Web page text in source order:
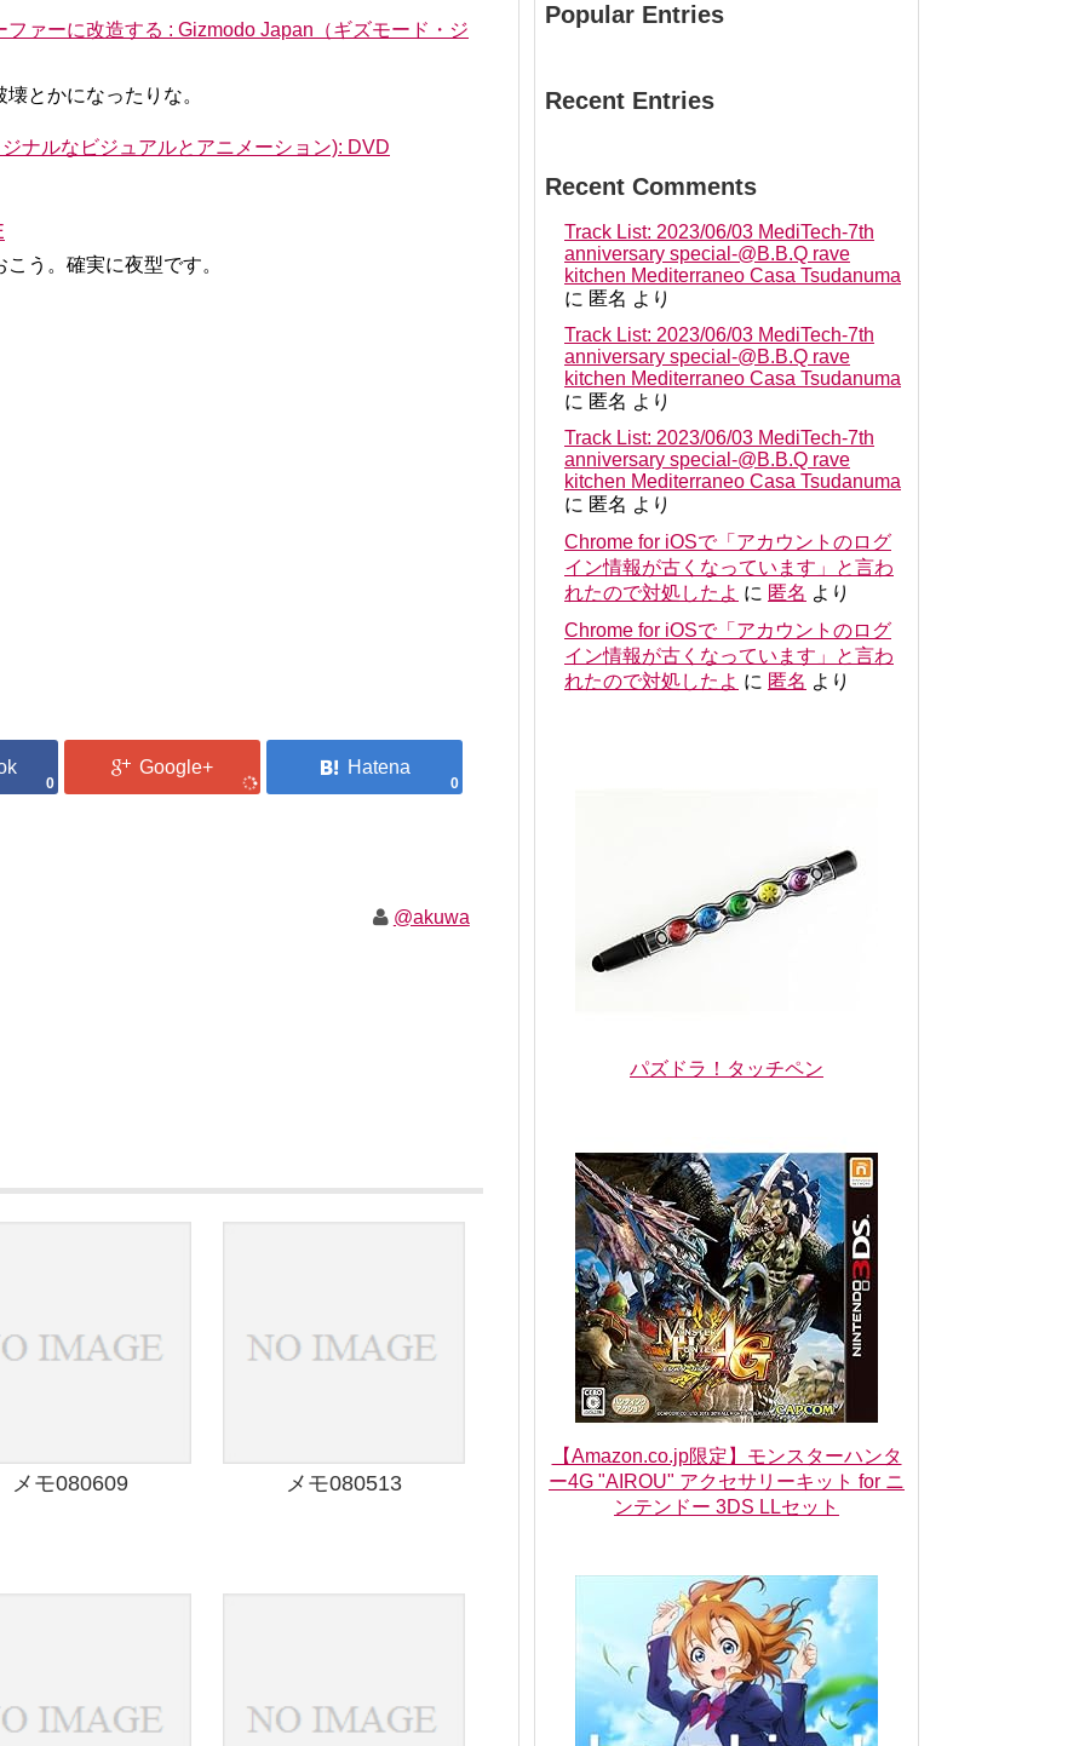
ァーに改造する : Gizmodo Japan（ギズモード・ジ
とかになったりな。
ナルなビジュアルとアニメーション): DVD
う。確実に夜型です。
0 0
@akuwa
メモ080609 メモ080513
Popular Entries
Recent Entries
Recent Comments
Track List: 2023/06/03 MediTech-7th
anniversary special-@B.B.Q rave
kitchen Mediterraneo Casa Tsudanuma
に 匿名 より
Track List: 2023/06/03 MediTech-7th
anniversary special-@B.B.Q rave
kitchen Mediterraneo Casa Tsudanuma
に 匿名 より
Track List: 2023/06/03 MediTech-7th
anniversary special-@B.B.Q rave
kitchen Mediterraneo Casa Tsudanuma
に 匿名 より
Chrome for iOSで「アカウントのログ
イン情報が古くなっています」と言わ
れたので対処したよ に 匿名 より
Chrome for iOSで「アカウントのログ
イン情報が古くなっています」と言わ
れたので対処したよ に 匿名 より
パズドラ！タッチペン
【Amazon.co.jp限定】モンスターハンタ
ー4G "AIROU" アクセサリーキット for ニ
ンテンドー 3DS LLセット